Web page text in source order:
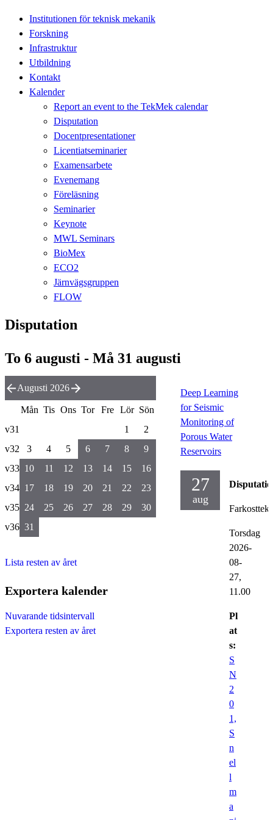
Institutionen för teknisk mekanik
Forskning
Infrastruktur
Utbildning
Kontakt
Kalender
Report an event to the TekMek calendar
Disputation
Docentpresentationer
Licentiatseminarier
Examensarbete
Evenemang
Föreläsning
Seminarier
Keynote
MWL Seminars
BioMex
ECO2
Järnvägsgruppen
FLOW
Disputation
To 6 augusti - Må 31 augusti
Deep Learning
for Seismic
Monitoring of
Porous Water
Reservoirs
27
aug
Torsdag
2026-
08-
27,
11.00
Pl
at
s:
S
N
2
0
1,
S
n
el
l
m
a
Augusti 2026
Mån Tis Ons Tor Fre Lör Sön
v31
1
2
v32
3 4 5 6 7 8
9
v33 10 11 12 13 14 15
16
v34 17 18 19 20 21 22
23
v35 24 25 26 27 28 29
30
v36 31
Lista resten av året
Exportera kalender
Nuvarande tidsintervall
Exportera resten av året